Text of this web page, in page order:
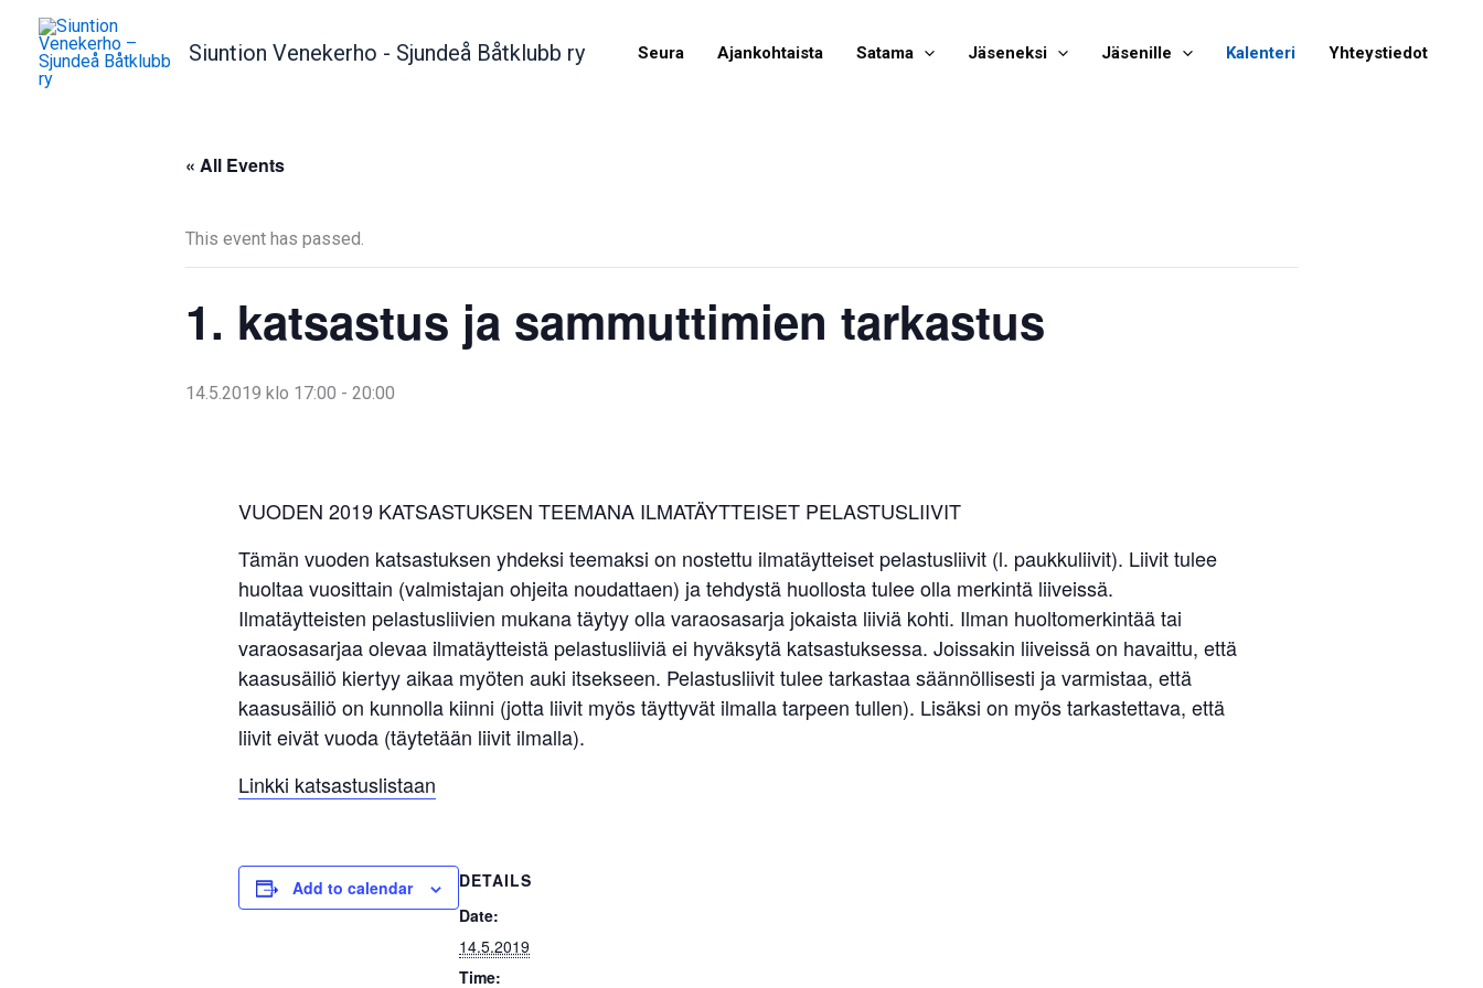
content
Siuntion Venekerho - Sjundeå Båtklubb ry Seura Ajankohtaista Satama Jäseneksi Jäsenille Kalenteri Yhteystiedot
« All Events
This event has passed.
1. katsastus ja sammuttimien tarkastus
14.5.2019 klo 17:00 - 20:00
VUODEN 2019 KATSASTUKSEN TEEMANA ILMATÄYTTEISET PELASTUSLIIVIT
Tämän vuoden katsastuksen yhdeksi teemaksi on nostettu ilmatäytteiset pelastusliivit (l. paukkuliivit). Liivit tulee
huoltaa vuosittain (valmistajan ohjeita noudattaen) ja tehdystä huollosta tulee olla merkintä liiveissä.
Ilmatäytteisten pelastusliivien mukana täytyy olla varaosasarja jokaista liiviä kohti. Ilman huoltomerkintää tai
varaosasarjaa olevaa ilmatäytteistä pelastusliiviä ei hyväksytä katsastuksessa. Joissakin liiveissä on havaittu, että
kaasusäiliö kiertyy aikaa myöten auki itsekseen. Pelastusliivit tulee tarkastaa säännöllisesti ja varmistaa, että
kaasusäiliö on kunnolla kiinni (jotta liivit myös täyttyvät ilmalla tarpeen tullen). Lisäksi on myös tarkastettava, että
liivit eivät vuoda (täytetään liivit ilmalla).
Linkki katsastuslistaan
Add to calendar
DETAILS
Date:
14.5.2019
Time: